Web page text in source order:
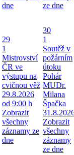
dne
ze dne
29
1
Mistrovství
ČR ve
výstupu na
cvičnou věž
29.8.2026
od 9:00 h
Zobrazit
všechny
záznamy ze
dne
30
1
Soutěž v
požárním
útoku
Pohár
MUDr.
Milana
Špačka
Zobrazit
všechny
záznamy
ze dne